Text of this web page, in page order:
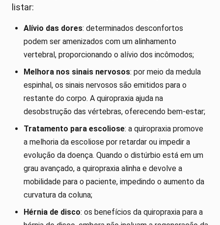
listar:
Alívio das dores: determinados desconfortos
podem ser amenizados com um alinhamento
vertebral, proporcionando o alívio dos incômodos;
Melhora nos sinais nervosos: por meio da medula
espinhal, os sinais nervosos são emitidos para o
restante do corpo. A quiropraxia ajuda na
desobstrução das vértebras, oferecendo bem-estar;
Tratamento para escoliose: a quiropraxia promove
a melhoria da escoliose por retardar ou impedir a
evolução da doença. Quando o distúrbio está em um
grau avançado, a quiropraxia alinha e devolve a
mobilidade para o paciente, impedindo o aumento da
curvatura da coluna;
Hérnia de disco: os benefícios da quiropraxia para a